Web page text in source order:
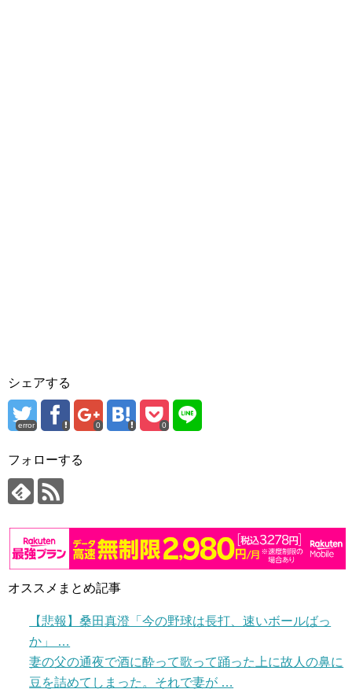
シェアする
error 0 0
フォローする
オススメまとめ記事
【悲報】桑田真澄「今の野球は長打、速いボールばっ
か」 …
妻の父の通夜で酒に酔って歌って踊った上に故人の鼻に
豆を詰めてしまった。それで妻が …